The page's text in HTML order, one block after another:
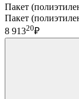
Пакет
Пакет
8 91320₽